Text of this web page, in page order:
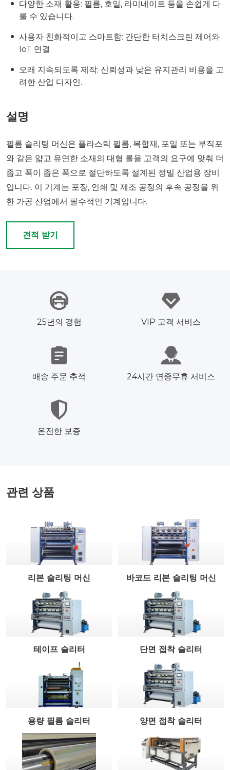
다양한 소재 활용: 필름, 호일, 라미네이트 등을 손쉽게 다
룰 수 있습니다.
사용자 친화적이고 스마트함: 간단한 터치스크린 제어와
IoT 연결.
오래 지속되도록 제작: 신뢰성과 낮은 유지관리 비용을 고
려한 산업 디자인.
설명
필름 슬리팅 머신은 플라스틱 필름, 복합재, 포일 또는 부직포
와 같은 얇고 유연한 소재의 대형 롤을 고객의 요구에 맞춰 더
좁고 폭이 좁은 폭으로 절단하도록 설계된 정밀 산업용 장비
입니다. 이 기계는 포장, 인쇄 및 제조 공정의 후속 공정을 위
한 가공 산업에서 필수적인 기계입니다.
견적 받기
25년의 경험 VIP 고객 서비스
배송 주문 추적 24시간 연중무휴 서비스
온전한 보증
관련 상품
리본 슬리팅 머신 바코드 리본 슬리팅 머신
테이프 슬리터 단면 접착 슬리터
용량 필름 슬리터 양면 접착 슬리터